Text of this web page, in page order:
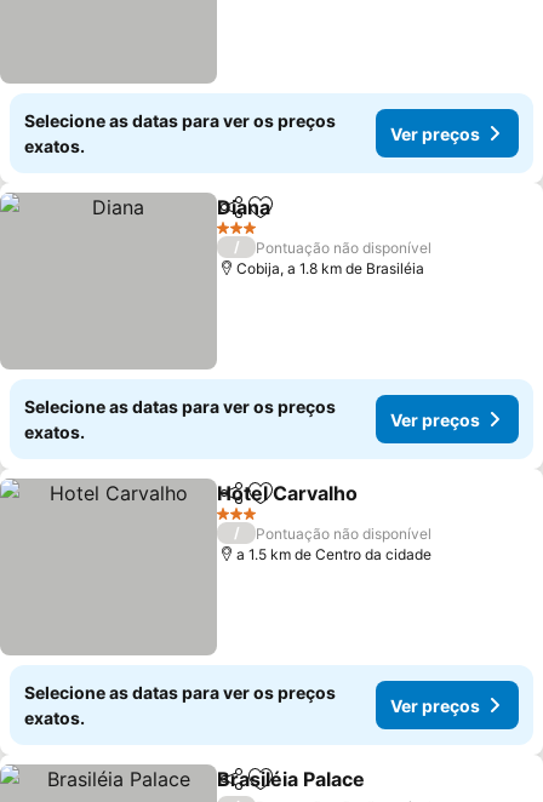
Selecione as datas para ver os preços
exatos.
Ver preços
PartilharAdicionar aos favoritos
Diana
3 Estrelas
/
Pontuação não disponível
Cobija, a 1.8 km de Brasiléia
Selecione as datas para ver os preços
exatos.
Ver preços
PartilharAdicionar aos favoritos
Hotel Carvalho
3 Estrelas
/
Pontuação não disponível
a 1.5 km de Centro da cidade
Selecione as datas para ver os preços
exatos.
Ver preços
PartilharAdicionar aos favoritos
Brasiléia Palace